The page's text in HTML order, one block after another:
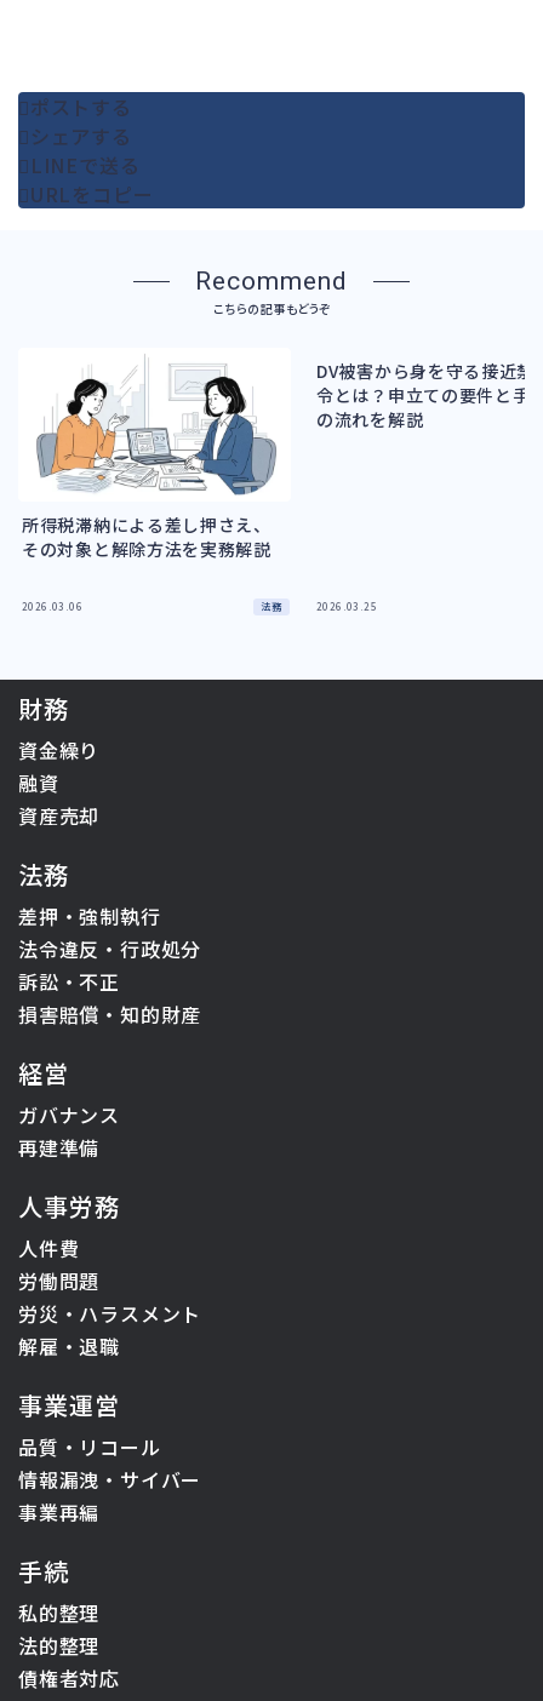
ポストする
シェアする
LINEで送る
URLをコピー
Recommend
こちらの記事もどうぞ
所得税滞納による差し押さえ、
その対象と解除方法を実務解説
2026.03.06 法務
DV被害から身を守る接近禁
令とは？申立ての要件と手
の流れを解説
2026.03.25
財務
資金繰り
融資
資産売却
法務
差押・強制執行
法令違反・行政処分
訴訟・不正
損害賠償・知的財産
経営
ガバナンス
再建準備
人事労務
人件費
労働問題
労災・ハラスメント
解雇・退職
事業運営
品質・リコール
情報漏洩・サイバー
事業再編
手続
私的整理
法的整理
債権者対応